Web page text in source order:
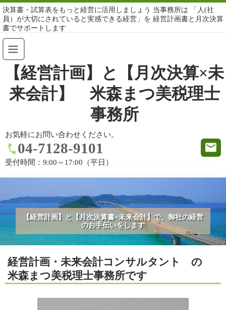
決算書・試算表をもっと経営に活用しましょう 当事務所は 「人(社
員）が大切にされていると実感できる経営」を 経営計画書と月次決算
書でサポートします
【経営計画】と【月次決算×未
来会計】 米森まつ美税理士
事務所
お気軽にお問い合わせください。
04-7128-9101
受付時間： 9:00～17:00（平日）
【経営計画】と【月次決算書×未来会計】で、御社の経営
のお手伝いをします
経営計画・未来会計コンサルタント の
米森まつ美税理士事務所です